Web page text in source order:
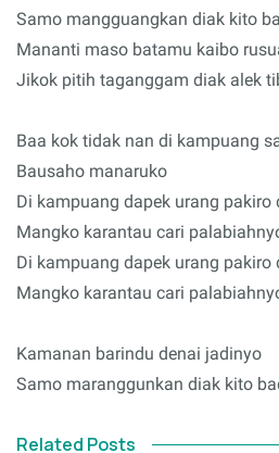
Samo mangguangkan diak kito
Mananti maso batamu kaibo
Jikok pitih taganggam diak alek
Baa kok tidak nan di kampuang
Bausaho manaruko
Di kampuang dapek urang pakiro
Mangko karantau cari
Di kampuang dapek urang pakiro
Mangko karantau cari
Kamanan barindu denai jadinyo
Samo maranggunkan diak kito
Related Posts